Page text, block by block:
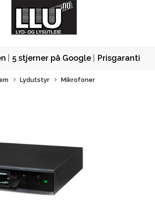
5 stjerner på Google Prisgaranti
Lydutstyr Mikrofoner